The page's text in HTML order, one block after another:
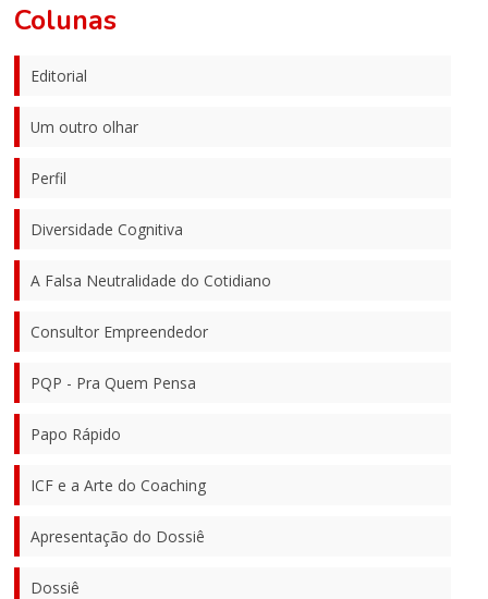
Colunas
Editorial
Um outro olhar
Perfil
Diversidade Cognitiva
A Falsa Neutralidade do Cotidiano
Consultor Empreendedor
PQP - Pra Quem Pensa
Papo Rápido
ICF e a Arte do Coaching
Apresentação do Dossiê
Dossiê